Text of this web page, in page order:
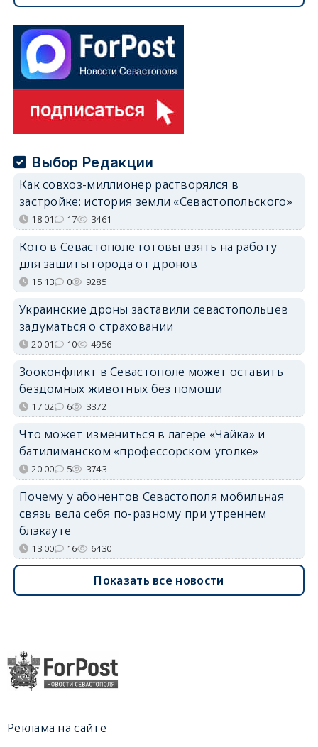
Выбор Редакции
Как совхоз-миллионер растворялся в
застройке: история земли «Севастопольского»
18:01 17 3461
Кого в Севастополе готовы взять на работу
для защиты города от дронов
15:13 0 9285
Украинские дроны заставили севастопольцев
задуматься о страховании
20:01 10 4956
Зооконфликт в Севастополе может оставить
бездомных животных без помощи
17:02 6 3372
Что может измениться в лагере «Чайка» и
батилиманском «профессорском уголке»
20:00 5 3743
Почему у абонентов Севастополя мобильная
связь вела себя по-разному при утреннем
блэкауте
13:00 16 6430
Показать все новости
Реклама на сайте